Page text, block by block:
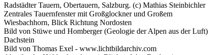
Radstädter Tauern, Obertauern, Salzburg. (c) Mathias Steinbichler
Zentrales Tauernfenster mit Großglockner und Großem
Wiesbachhorn, Blick Richtung Nordosten
Bild von Stüwe und Homberger (Geologie der Alpen aus der Luft)
Dachstein
Bild von Thomas Exel - www.lichtbildarchiv.com